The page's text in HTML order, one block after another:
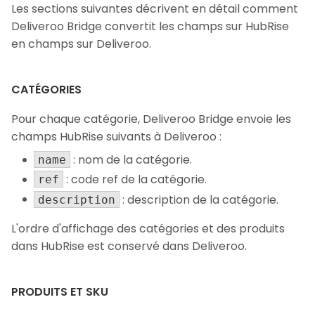
Les sections suivantes décrivent en détail comment
Deliveroo Bridge convertit les champs sur HubRise
en champs sur Deliveroo.
CATÉGORIES
Pour chaque catégorie, Deliveroo Bridge envoie les
champs HubRise suivants à Deliveroo :
name : nom de la catégorie.
ref : code ref de la catégorie.
description : description de la catégorie.
L'ordre d'affichage des catégories et des produits
dans HubRise est conservé dans Deliveroo.
PRODUITS ET SKU